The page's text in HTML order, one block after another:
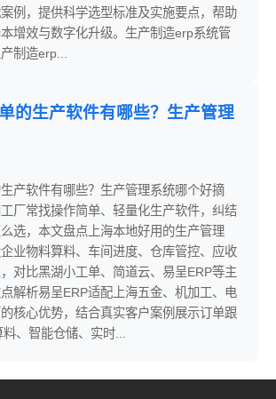
例，提供科学选型标准及实施要点，帮助
增效与数字化升级。生产制造erp系统管
制造erp...
的生产软件有哪些？生产管理
生产软件有哪些？生产管理系统哪个好摘
厂常找操作简单、轻量化生产软件，纠结
选，本文盘点上海本地好用的生产管理
业物料算料、车间进度、仓库管控、应收
对比黑湖小工单、简道云、易呈ERP等主
解析易呈ERP适配上海五金、机加工、电
核心优势，结合真实客户案例展示订单跟
、智能仓储、实时...